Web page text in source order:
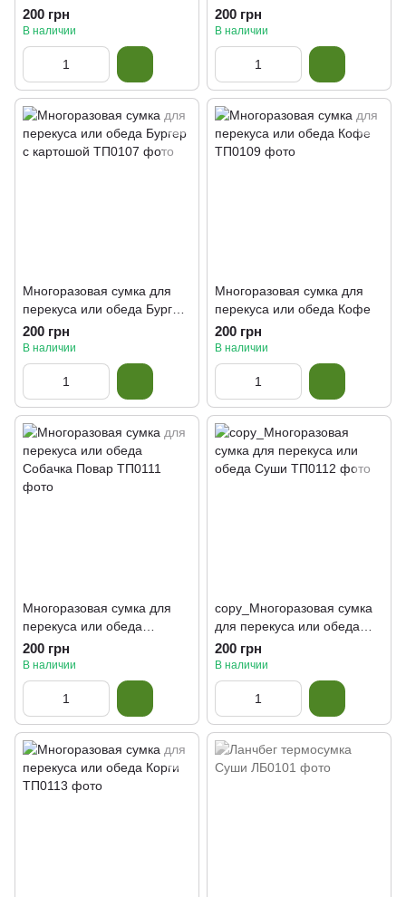
Котенок
200 грн
В наличии
200 грн
В наличии
Многоразовая сумка для
перекуса или обеда Бургер
с картошой
200 грн
В наличии
Многоразовая сумка для
перекуса или обеда Кофе
200 грн
В наличии
Многоразовая сумка для
перекуса или обеда
Собачка Повар
200 грн
В наличии
copy_Многоразовая сумка
для перекуса или обеда
Суши
200 грн
В наличии